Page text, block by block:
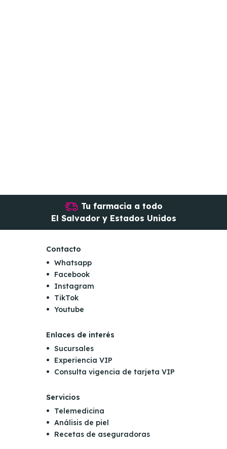
Tu farmacia a todo
El Salvador y Estados Unidos
Contacto
Whatsapp
Facebook
Instagram
TikTok
Youtube
Enlaces de interés
Sucursales
Experiencia VIP
Consulta vigencia de tarjeta VIP
Servicios
Telemedicina
Análisis de piel
Recetas de aseguradoras